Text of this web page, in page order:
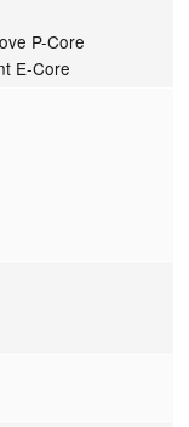
P-Core
E-Core